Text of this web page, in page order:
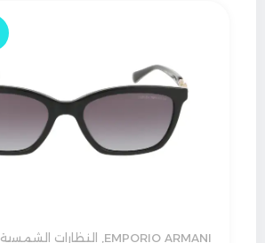
EMPORIO ARMANI النظارات الشمسية